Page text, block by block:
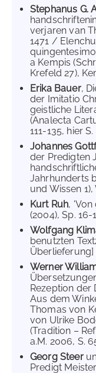
Stephanus G.
verjaren van
1471 /
a Kempis
Krefeld 27),
Erika Bauer,
der Imitatio
geistliche
(Analecta
111-135, hier S.
Johannes
der Predigten
Jahrhunderts
und Wissen 1),
Kurt Ruh, 'Von
(2004), Sp. 16-
Wolfgang
benutzten
Überlieferung]
Werner
Rezeption der
Aus dem
Thomas von
von Ulrike
(Tradition –
a.M. 2006, S.
Georg Steer
Predigt